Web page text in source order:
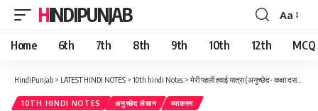
HINDIPUNJAB
Font
Resizer
Aa
Home 6th 7th 8th 9th 10th 12th MCQ
HindiPunjab > LATEST HINDI NOTES > 10th hindi Notes > मेरी पहली हवाई यात्रा (अनुच्छेद- कक्षा दसवीं)
10TH HINDI NOTES अनुच्छेद लेखन व्याकरण